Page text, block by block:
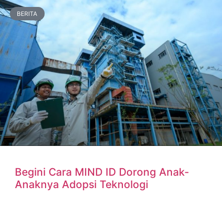
BERITA
Begini Cara MIND ID Dorong Anak-
Anaknya Adopsi Teknologi